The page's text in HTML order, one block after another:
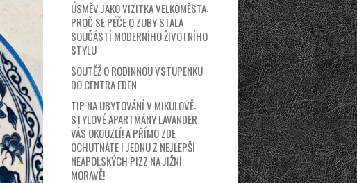
ÚSMĚV JAKO VIZITKA VELKOMĚSTA:
PROČ SE PÉČE O ZUBY STALA
SOUČÁSTÍ MODERNÍHO ŽIVOTNÍHO
STYLU
SOUTĚŽ O RODINNOU VSTUPENKU
DO CENTRA EDEN
TIP NA UBYTOVÁNÍ V MIKULOVĚ:
STYLOVÉ APARTMÁNY LAVANDER
VÁS OKOUZLÍ! A PŘÍMO ZDE
OCHUTNÁTE I JEDNU Z NEJLEPŠÍ
NEAPOLSKÝCH PIZZ NA JIŽNÍ
MORAVĚ!